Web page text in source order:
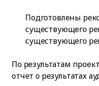
Подготовлены
существующего
существующего
По результатам
отчет о результатах